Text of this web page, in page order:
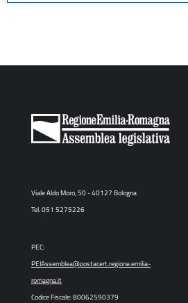
Viale Aldo Moro, 50 - 40127 Bologna
Tel. 051 5275226
PEC:
PEIAssemblea@postacert.regione.emilia-
romagna.it
Codice Fiscale: 80062590379